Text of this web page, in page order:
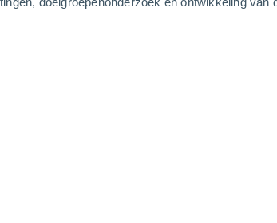
per uur voor Kronenberg